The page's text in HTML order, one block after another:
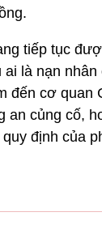
tiếp tục
là nạn nhân
đến cơ quan
an củng cố,
định của